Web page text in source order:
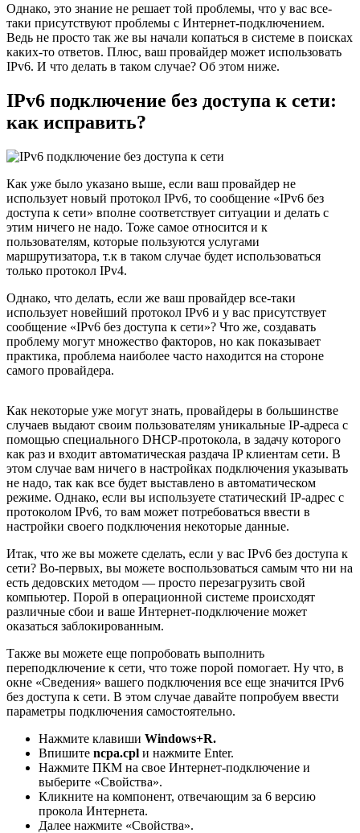
Однако, это знание не решает той проблемы, что у вас все-
таки присутствуют проблемы с Интернет-подключением.
Ведь не просто так же вы начали копаться в системе в поисках
каких-то ответов. Плюс, ваш провайдер может использовать
IPv6. И что делать в таком случае? Об этом ниже.
IPv6 подключение без доступа к сети:
как исправить?
Как уже было указано выше, если ваш провайдер не
использует новый протокол IPv6, то сообщение «IPv6 без
доступа к сети» вполне соответствует ситуации и делать с
этим ничего не надо. Тоже самое относится и к
пользователям, которые пользуются услугами
маршрутизатора, т.к в таком случае будет использоваться
только протокол IPv4.
Однако, что делать, если же ваш провайдер все-таки
использует новейший протокол IPv6 и у вас присутствует
сообщение «IPv6 без доступа к сети»? Что же, создавать
проблему могут множество факторов, но как показывает
практика, проблема наиболее часто находится на стороне
самого провайдера.
Как некоторые уже могут знать, провайдеры в большинстве
случаев выдают своим пользователям уникальные IP-адреса с
помощью специального DHCP-протокола, в задачу которого
как раз и входит автоматическая раздача IP клиентам сети. В
этом случае вам ничего в настройках подключения указывать
не надо, так как все будет выставлено в автоматическом
режиме. Однако, если вы используете статический IP-адрес с
протоколом IPv6, то вам может потребоваться ввести в
настройки своего подключения некоторые данные.
Итак, что же вы можете сделать, если у вас IPv6 без доступа к
сети? Во-первых, вы можете воспользоваться самым что ни на
есть дедовских методом — просто перезагрузить свой
компьютер. Порой в операционной системе происходят
различные сбои и ваше Интернет-подключение может
оказаться заблокированным.
Также вы можете еще попробовать выполнить
переподключение к сети, что тоже порой помогает. Ну что, в
окне «Сведения» вашего подключения все еще значится IPv6
без доступа к сети. В этом случае давайте попробуем ввести
параметры подключения самостоятельно.
Нажмите клавиши Windows+R.
Впишите ncpa.cpl и нажмите Enter.
Нажмите ПКМ на свое Интернет-подключение и
выберите «Свойства».
Кликните на компонент, отвечающим за 6 версию
прокола Интернета.
Далее нажмите «Свойства».